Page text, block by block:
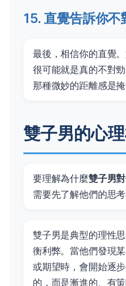
15. 直覺告訴你不
最後，相信你的直覺
很可能就是真的不對
那種微妙的距離感是掩
雙子男的心
要理解為什麼雙子男
需要先了解他們的思考
雙子男是典型的理性
衡利弊。當他們發現
或期望時，會開始逐
的，而是漸進的、有策